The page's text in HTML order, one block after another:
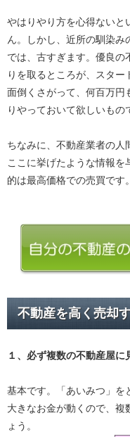
やはりやり方を心得ないと
ん。しかし、近所の馴染み
では、古すぎます。優良の
りを取るところが、スター
面倒くさがって、何百万円
りやっておいて欲しいもの
ちなみに、不動産業者の人
ここに挙げたような情報を
的は最高価格での売買です
不動産を高く売却
１、必ず複数の不動産屋に
基本です。「あいみつ」を
大きなお金が動くので、複
ょう。